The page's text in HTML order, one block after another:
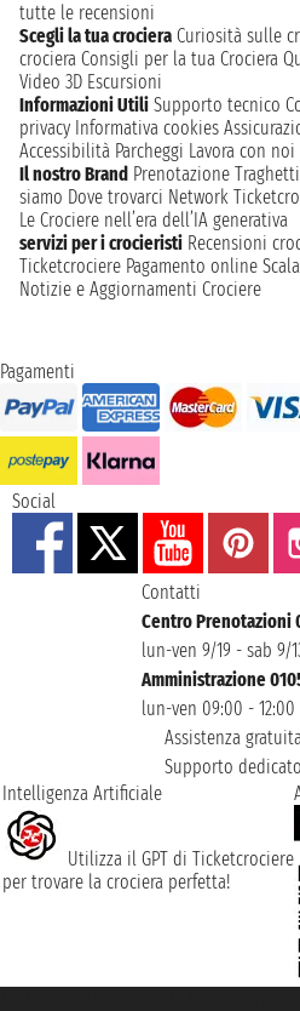
tutte le recensioni
Scegli la tua crociera Curiosità sulle
crociera Consigli per la tua Crociera
Video 3D Escursioni
Informazioni Utili Supporto tecnico
privacy Informativa cookies
Accessibilità Parcheggi Lavora con noi
Il nostro Brand Prenotazione Traghetti
siamo Dove trovarci Network
Le Crociere nell’era dell’IA generativa
servizi per i crocieristi Recensioni
Ticketcrociere Pagamento online
Notizie e Aggiornamenti Crociere
Pagamenti
Social
Contatti
Centro Prenotazioni
lun-ven 9/19 - sab 9/
Amministrazione
lun-ven 09:00 - 12:00
Assistenza
Supporto dedicato
Intelligenza Artificiale
Utilizza il GPT di Ticketcrociere
per trovare la crociera perfetta!